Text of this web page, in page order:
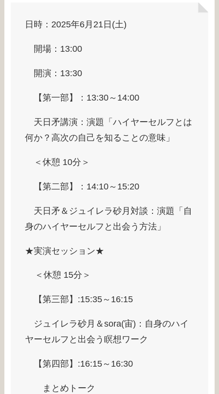
日時：2025年6月21日(土)
開場：13:00
開演：13:30
【第一部】：13:30～14:00
天日矛講演：演題「ハイヤーセルフとは
何か？高次の自己を知ることの意味」
＜休憩 10分＞
【第二部】：14:10～15:20
天日矛＆ジュイレラ砂月対談：演題「自
身のハイヤーセルフと出会う方法」
★実演セッション★
＜休憩 15分＞
【第三部】:15:35～16:15
ジュイレラ砂月＆sora(宙)：自身のハイ
ヤーセルフと出会う瞑想ワーク
【第四部】:16:15～16:30
まとめトーク